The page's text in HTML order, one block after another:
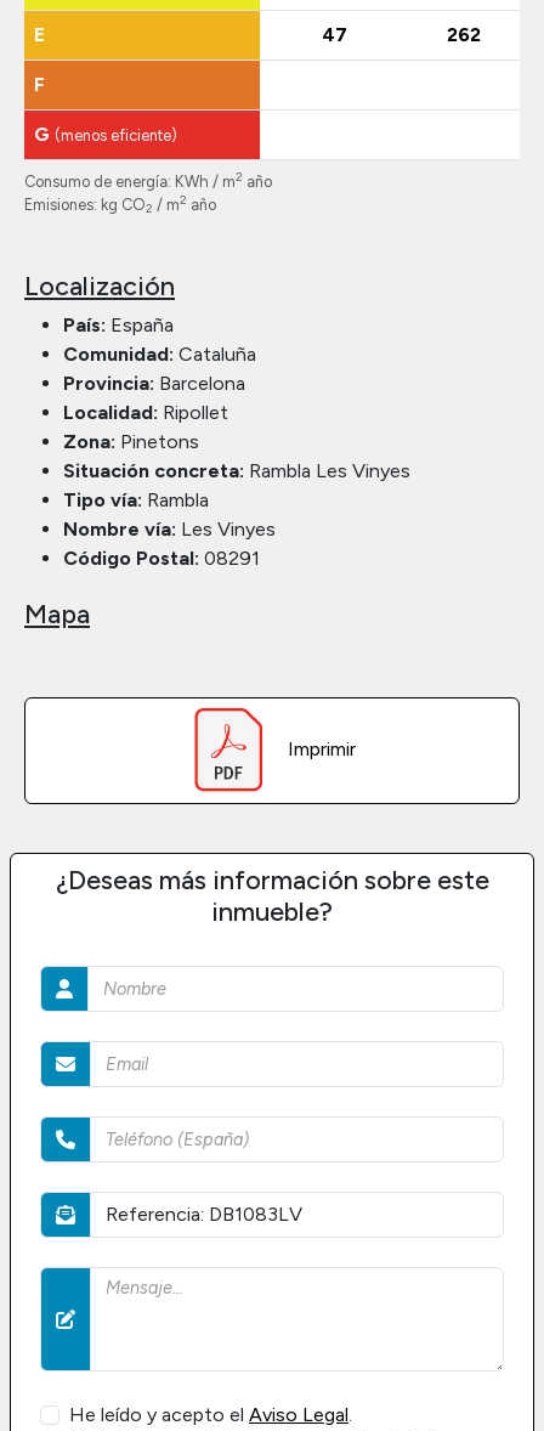
Consumo de energía: KWh / m2 año
Emisiones: kg CO2 / m2 año
E 47 262
F
G (menos eficiente)
Localización
País: España
Comunidad: Cataluña
Provincia: Barcelona
Localidad: Ripollet
Zona: Pinetons
Situación concreta: Rambla Les Vinyes
Tipo vía: Rambla
Nombre vía: Les Vinyes
Código Postal: 08291
Mapa
Imprimir
¿Deseas más información sobre este
inmueble?
He leído y acepto el Aviso Legal.